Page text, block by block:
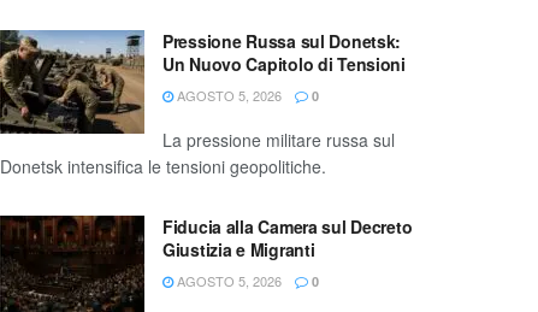
Pressione Russa sul Donetsk:
Un Nuovo Capitolo di Tensioni
AGOSTO 5, 2026 0
La pressione militare russa sul
Donetsk intensifica le tensioni geopolitiche.
Fiducia alla Camera sul Decreto
Giustizia e Migranti
AGOSTO 5, 2026 0